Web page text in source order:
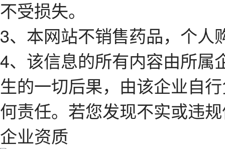
不受损失。
3、本网站不销售药品，个人
4、该信息的所有内容由所属
生的一切后果，由该企业自
何责任。若您发现不实或违
企业资质